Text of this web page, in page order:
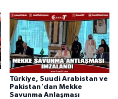
Türkiye, Suudi Arabistan ve
Pakistan'dan Mekke
Savunma Anlaşması